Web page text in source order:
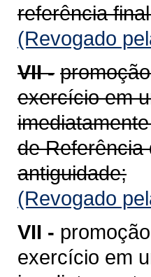
referência
(Revogado
VII -
exercício em
de Referência
antiguidade;
(Revogado
VII -
exercício em